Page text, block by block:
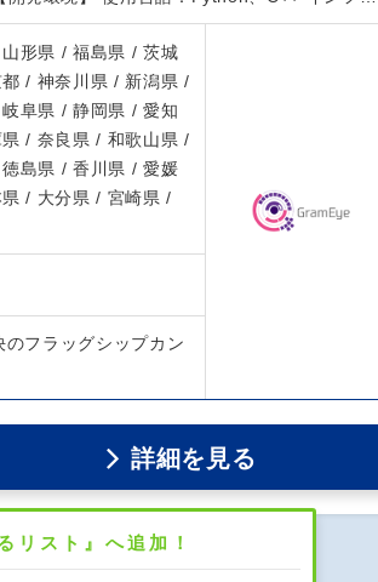
形県 / 福島県 / 茨城
/ 神奈川県 / 新潟県 /
阜県 / 静岡県 / 愛知
/ 奈良県 / 和歌山県 /
島県 / 香川県 / 愛媛
/ 大分県 / 宮崎県 /
のフラッグシップカン
詳細を見る
リスト』へ追加！